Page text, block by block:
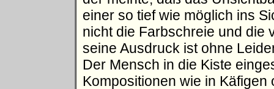
einer so tief wie möglich ins
nicht die Farbschreie und die
seine Ausdruck ist ohne
Der Mensch in die Kiste
Kompositionen wie in